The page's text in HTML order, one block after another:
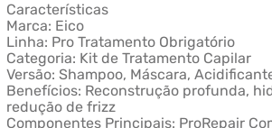
Características
Marca: Eico
Linha: Pro Tratamento Obrigatório
Categoria: Kit de Tratamento Capilar
Versão: Shampoo, Máscara,
Benefícios: Reconstrução profunda,
redução de frizz
Componentes Principais: ProRepair